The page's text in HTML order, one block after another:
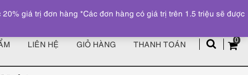
z
0
LIÊN HỆ GIỎ HÀNG THANH TOÁN
giá trị đơn hàng *Các đơn hàng có giá trị trên 1.5 triệu sẽ được